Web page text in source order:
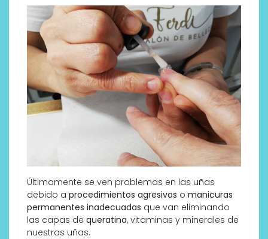
Últimamente se ven problemas en las uñas
debido a procedimientos agresivos o manicuras
permanentes inadecuadas que van eliminando
las capas de queratina, vitaminas y minerales de
nuestras uñas.